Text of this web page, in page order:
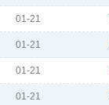
01-21
01-21
01-21
01-21